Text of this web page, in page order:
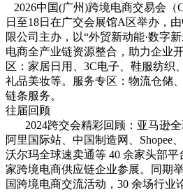
2026中国(广州)跨境电商交易会（
日至18日在广交会展馆A区举办，
限公司主办，以“外贸新动能·数字
电商全产业链资源整合，助力企业
区‌：家居日用、3C电子、鞋服纺织
礼品美妆等‌。服务专区‌：物流仓储
链条服务‌。
往届回顾
2024跨交会精彩回顾：亚马逊全
阿里国际站、中国制造网、Shopee、
沃尔玛全球速卖通等 40 余家头部平
家跨境电商供应链企业参展。同期
国跨境电商交流活动，30 余场行业